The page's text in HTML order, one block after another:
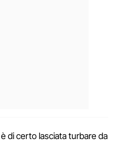
di certo lasciata turbare da